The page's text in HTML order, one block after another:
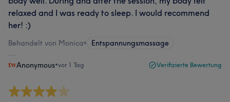
relaxed and I was ready to sleep. I would recommend
her! :)
Behandelt von Monica• Entspannungsmassage
Anonymous•vor 1 Tag Verifizierte Bewertung